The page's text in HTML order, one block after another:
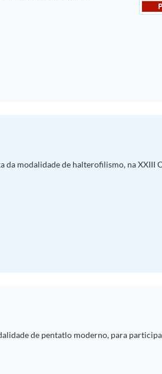
da modalidade de halterofilismo, na XXIII
de pentatlo moderno, para